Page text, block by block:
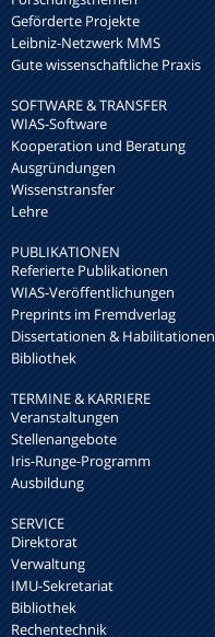
Geförderte Projekte
Leibniz-Netzwerk MMS
Gute wissenschaftliche Praxis
SOFTWARE & TRANSFER
WIAS-Software
Kooperation und Beratung
Ausgründungen
Wissenstransfer
Lehre
PUBLIKATIONEN
Referierte Publikationen
WIAS-Veröffentlichungen
Preprints im Fremdverlag
Dissertationen & Habilitationen
Bibliothek
TERMINE & KARRIERE
Veranstaltungen
Stellenangebote
Iris-Runge-Programm
Ausbildung
SERVICE
Direktorat
Verwaltung
IMU-Sekretariat
Bibliothek
Rechentechnik